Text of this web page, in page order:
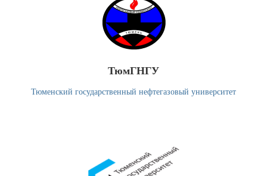
ТюмГНГУ
Тюменский государственный нефтегазовый университет